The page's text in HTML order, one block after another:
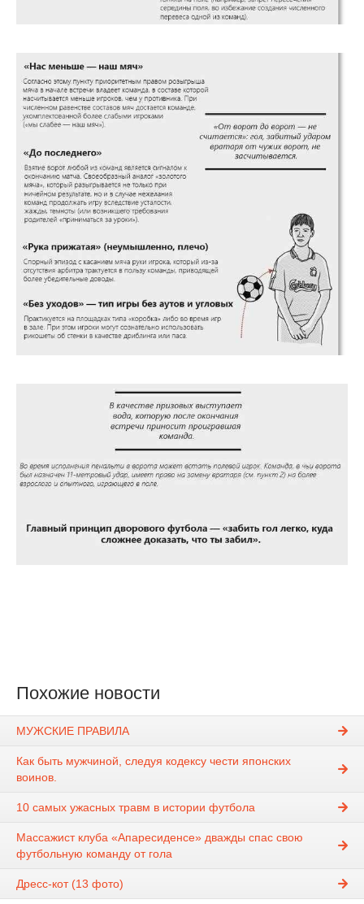
Похожие новости
МУЖСКИЕ ПРАВИЛА
Как быть мужчиной, следуя кодексу чести японских
воинов.
10 самых ужасных травм в истории футбола
Массажист клуба «Апаресиденсе» дважды спас свою
футбольную команду от гола
Дресс-кот (13 фото)